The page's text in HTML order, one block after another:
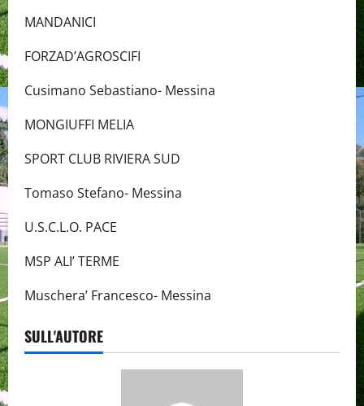
MANDANICI
FORZAD’AGROSCIFI
Cusimano Sebastiano- Messina
MONGIUFFI MELIA
SPORT CLUB RIVIERA SUD
Tomaso Stefano- Messina
U.S.C.L.O. PACE
MSP ALI’ TERME
Muschera’ Francesco- Messina
SULL'AUTORE